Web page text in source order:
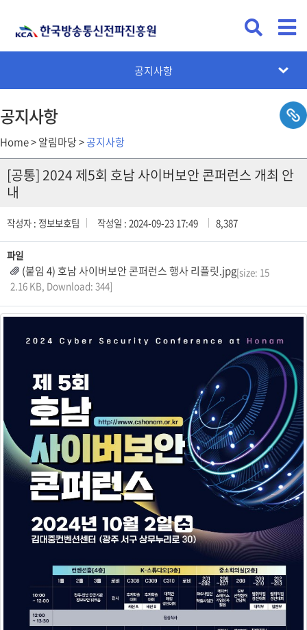
공지사항
채용공고
입찰공고
KCA뉴스
카드뉴스
설문조사
공지사항
Home > 알림마당 >공지사항
[공통] 2024 제5회 호남 사이버보안 콘퍼런스 개최 안
내
작성자 : 정보보호팀 작성일 : 2024-09-23 17:49 8,387
파일
(붙임 4) 호남 사이버보안 콘퍼런스 행사 리플릿.jpg[size: 15
2.16 KB, Download: 344]